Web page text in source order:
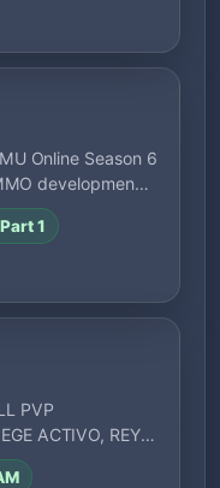
Online Season 6
developmen…
1
PVP
ACTIVO, REY